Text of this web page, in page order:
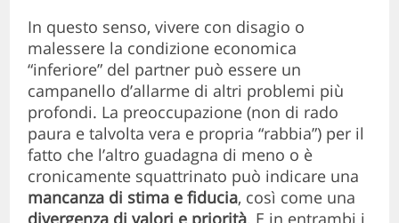
In questo senso, vivere con disagio o
malessere la condizione economica
“inferiore” del partner può essere un
campanello d’allarme di altri problemi più
profondi. La preoccupazione (non di rado
paura e talvolta vera e propria “rabbia”) per il
fatto che l’altro guadagna di meno o è
cronicamente squattrinato può indicare una
mancanza di stima e fiducia, così come una